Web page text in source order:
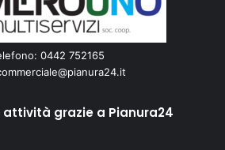
0442 752165
attività grazie a Pianura24